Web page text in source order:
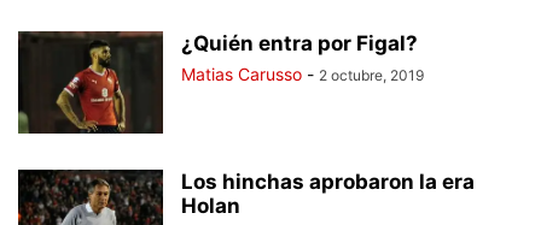
¿Quién entra por Figal?
Matias Carusso - 2 octubre, 2019
Los hinchas aprobaron la era
Holan